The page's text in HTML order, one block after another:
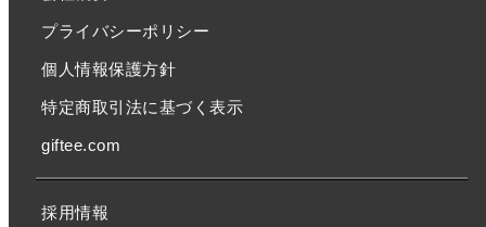
プライバシーポリシー
個人情報保護方針
特定商取引法に基づく表示
giftee.com
採用情報